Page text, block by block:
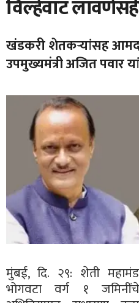
विल्हेवाट
खंडकरी शेतकऱ्यांसह
उपमुख्यमंत्री अजित पवार
मुंबई, दि. २९: शेती
भोगवटा वर्ग १ जमिनींचे